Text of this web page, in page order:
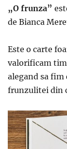
„O frunza”
de Bianca
Este o carte
valorificam
alegand sa fim
frunzulitei din